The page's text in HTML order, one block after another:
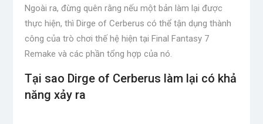
Ngoài ra, đừng quên rằng nếu một bản làm lại được
thực hiện, thì Dirge of Cerberus có thể tận dụng thành
công của trò chơi thế hệ hiện tại Final Fantasy 7
Remake và các phần tổng hợp của nó.
Tại sao Dirge of Cerberus làm lại có khả
năng xảy ra